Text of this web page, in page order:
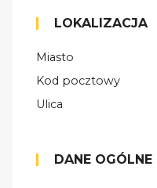
LOKALIZACJA
Miasto
Kod pocztowy
Ulica
DANE OGÓLNE